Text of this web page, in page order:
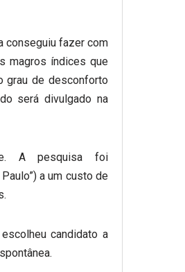
conseguiu fazer com
magros índices que
grau de desconforto
será divulgado na
A pesquisa foi
a um custo de
candidato a